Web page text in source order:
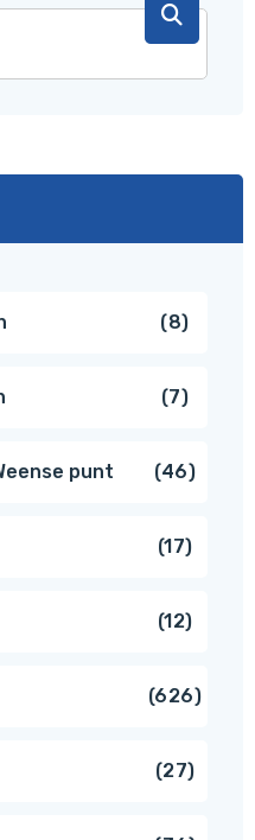
88
77
punt 4646
1717
1212
626626
2727